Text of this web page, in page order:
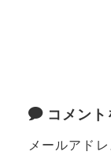
コメン
メールアド